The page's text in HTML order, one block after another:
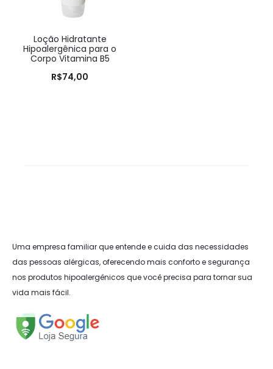
Loção Hidratante
Hipoalergênica para o
Corpo Vitamina B5
R$74,00
Uma empresa familiar que entende e cuida das necessidades
das pessoas alérgicas, oferecendo mais conforto e segurança
nos produtos hipoalergênicos que você precisa para tornar sua
vida mais fácil.